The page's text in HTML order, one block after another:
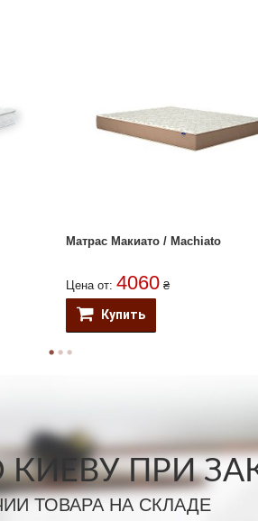
Матрас Макиато / Machiato
Цена от: 4060 ₴
Купить
ПРИ
ТОВАРА НА СКЛАДЕ